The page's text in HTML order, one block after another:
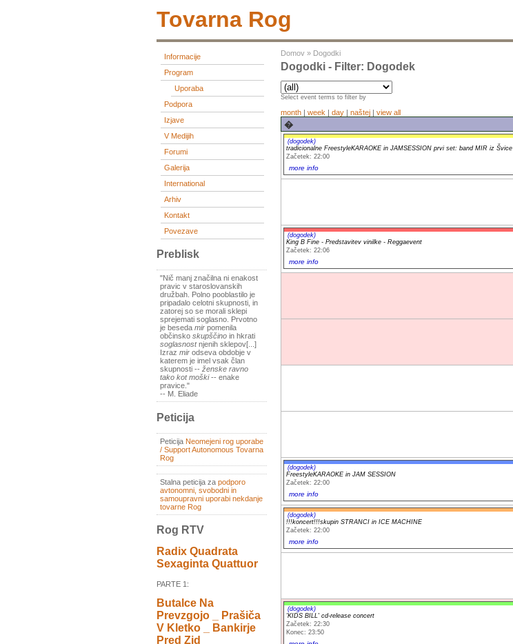
Tovarna Rog
Informacije
Program
Uporaba
Podpora
Izjave
V Medijih
Forumi
Galerija
International
Arhiv
Kontakt
Povezave
Preblisk
"Nič manj značilna ni enakost
pravic v staroslovanskih
družbah. Polno pooblastilo je
pripadalo celotni skupnosti, in
zatorej so se morali sklepi
sprejemati soglasno. Prvotno
je beseda mir pomenila
občinsko skupščino in hkrati
soglasnostnjenih sklepov[...]
Izraz mir odseva obdobje v
katerem je imel vsak član
skupnosti -- ženske ravno
tako kot moški-- enake
pravice."
-- M. Eliade
Peticija
Peticija Neomejeni rog uporabe
/ Support Autonomous Tovarna
Rog
Stalna peticija za podporo
avtonomni, svobodni in
samoupravni uporabi nekdanje
tovarne Rog
Rog RTV
Radix Quadrata
Sexaginta Quattuor
PARTE 1:
Butalce Na
Prevzgojo _ Prašiča
V Kletko _ Bankirje
Pred Zid
Domov » Dogodki
Dogodki - Filter: Dogodek
Select event terms to filter by
month | week | day | naštej | view all
�
(dogodek)
tradicionalne FreestyleKARAOKE in JAMSESSION prvi set: band MIR iz Švice
Začetek: 22:00
more info
(dogodek)
King B Fine - Predstavitev vinilke - Reggaevent
Začetek: 22:06
more info
(dogodek)
FreestyleKARAOKE in JAM SESSION
Začetek: 22:00
more info
(dogodek)
!!!koncert!!!skupin STRANCI in ICE MACHINE
Začetek: 22:00
more info
(dogodek)
'KIDS BILL' cd-release concert
Začetek: 22:30
Konec: 23:50